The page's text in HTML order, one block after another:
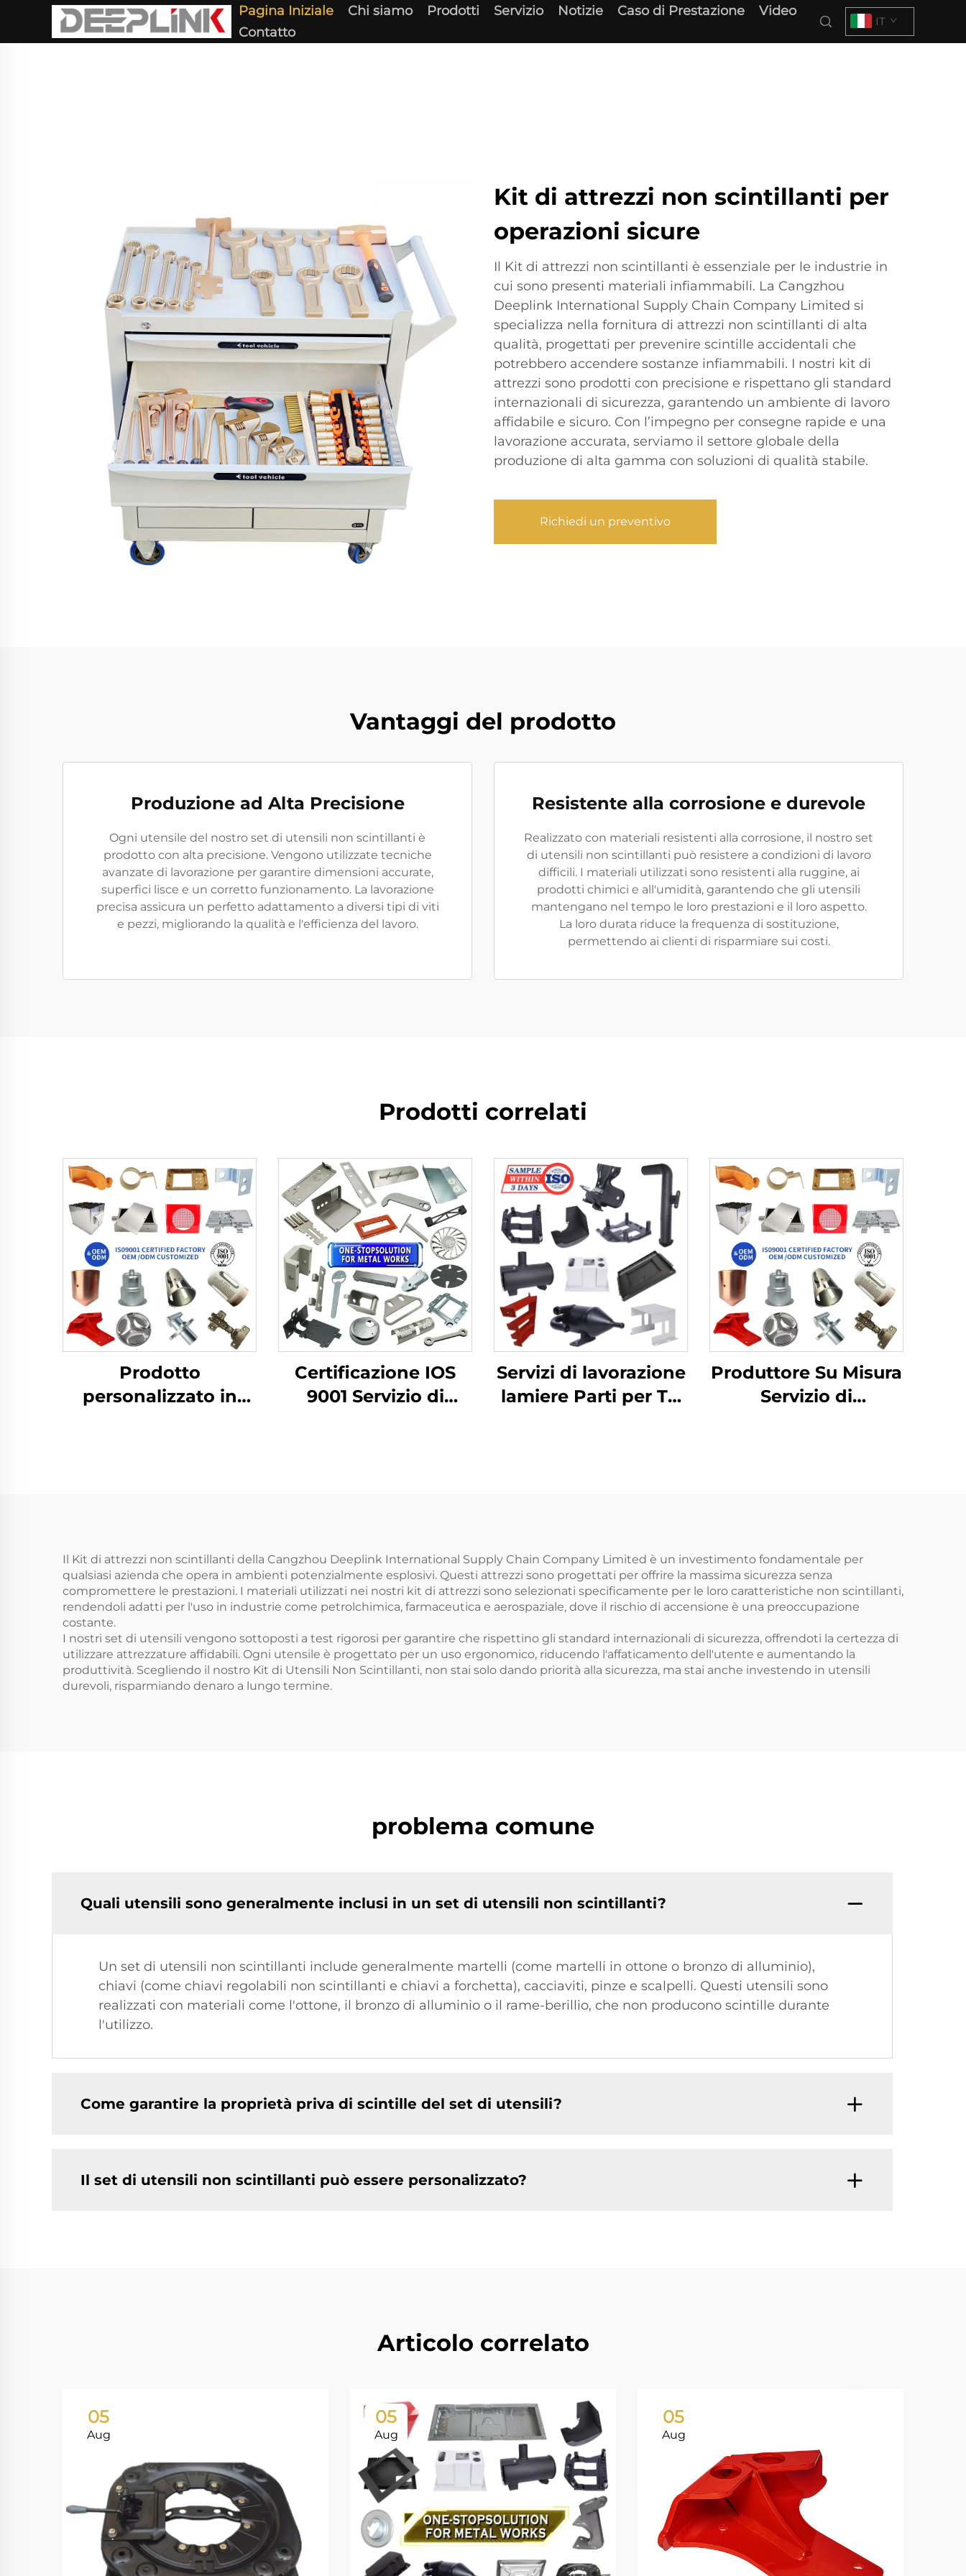
Pagina Iniziale Chi siamo Prodotti Servizio Notizie Caso di Prestazione
Video
Contatto
IT
Kit di attrezzi non scintillanti per
operazioni sicure
Il Kit di attrezzi non scintillanti è essenziale per le industrie in
cui sono presenti materiali infiammabili. La Cangzhou
Deeplink International Supply Chain Company Limited si
specializza nella fornitura di attrezzi non scintillanti di alta
qualità, progettati per prevenire scintille accidentali che
potrebbero accendere sostanze infiammabili. I nostri kit di
attrezzi sono prodotti con precisione e rispettano gli standard
internazionali di sicurezza, garantendo un ambiente di lavoro
affidabile e sicuro. Con l’impegno per consegne rapide e una
lavorazione accurata, serviamo il settore globale della
produzione di alta gamma con soluzioni di qualità stabile.
Richiedi un preventivo
Vantaggi del prodotto
Produzione ad Alta Precisione
Ogni utensile del nostro set di utensili non scintillanti è
prodotto con alta precisione. Vengono utilizzate tecniche
avanzate di lavorazione per garantire dimensioni accurate,
superfici lisce e un corretto funzionamento. La lavorazione
precisa assicura un perfetto adattamento a diversi tipi di viti
e pezzi, migliorando la qualità e l'efficienza del lavoro.
Resistente alla corrosione e durevole
Realizzato con materiali resistenti alla corrosione, il nostro set
di utensili non scintillanti può resistere a condizioni di lavoro
difficili. I materiali utilizzati sono resistenti alla ruggine, ai
prodotti chimici e all'umidità, garantendo che gli utensili
mantengano nel tempo le loro prestazioni e il loro aspetto.
La loro durata riduce la frequenza di sostituzione,
permettendo ai clienti di risparmiare sui costi.
Prodotti correlati
Prodotto
personalizzato in
Certificazione IOS
9001 Servizio di
Servizi di lavorazione
lamiere Parti per TV
Produttore Su Misura
Servizio di
Il Kit di attrezzi non scintillanti della Cangzhou Deeplink International Supply Chain Company Limited è un investimento fondamentale per
qualsiasi azienda che opera in ambienti potenzialmente esplosivi. Questi attrezzi sono progettati per offrire la massima sicurezza senza
compromettere le prestazioni. I materiali utilizzati nei nostri kit di attrezzi sono selezionati specificamente per le loro caratteristiche non scintillanti,
rendendoli adatti per l'uso in industrie come petrolchimica, farmaceutica e aerospaziale, dove il rischio di accensione è una preoccupazione
costante.
I nostri set di utensili vengono sottoposti a test rigorosi per garantire che rispettino gli standard internazionali di sicurezza, offrendoti la certezza di
utilizzare attrezzature affidabili. Ogni utensile è progettato per un uso ergonomico, riducendo l'affaticamento dell'utente e aumentando la
produttività. Scegliendo il nostro Kit di Utensili Non Scintillanti, non stai solo dando priorità alla sicurezza, ma stai anche investendo in utensili
durevoli, risparmiando denaro a lungo termine.
problema comune
Quali utensili sono generalmente inclusi in un set di utensili non scintillanti?
Un set di utensili non scintillanti include generalmente martelli (come martelli in ottone o bronzo di alluminio),
chiavi (come chiavi regolabili non scintillanti e chiavi a forchetta), cacciaviti, pinze e scalpelli. Questi utensili sono
realizzati con materiali come l'ottone, il bronzo di alluminio o il rame-berillio, che non producono scintille durante
l'utilizzo.
Come garantire la proprietà priva di scintille del set di utensili?
Il set di utensili non scintillanti può essere personalizzato?
Articolo correlato
05
Aug
05
Aug
05
Aug